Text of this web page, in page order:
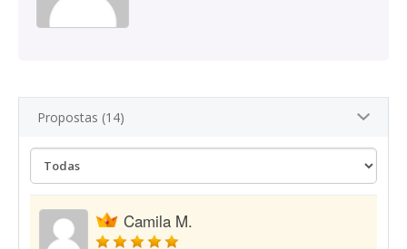
Propostas (14)
Camila M.